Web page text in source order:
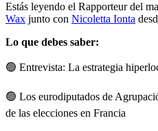
Estás leyendo el Rapporteur del
Wax junto con Nicoletta Ionta
Lo que debes saber:
🟢 Entrevista: La estrategia
🟢 Los eurodiputados de
de las elecciones en Francia